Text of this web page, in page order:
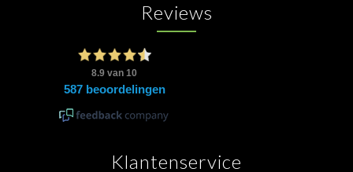
Reviews
Klantenservice